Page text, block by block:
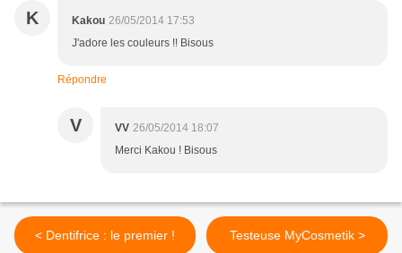
K Kakou 26/05/2014 17:53
J'adore les couleurs !! Bisous
Répondre
V VV 26/05/2014 18:07
Merci Kakou ! Bisous
< Dentifrice : le premier ! Testeuse MyCosmetik >